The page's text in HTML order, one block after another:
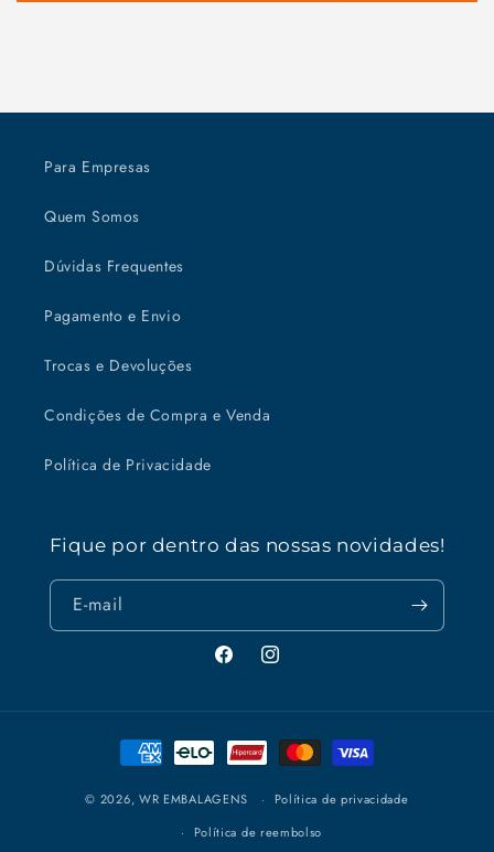
Para Empresas
Quem Somos
Dúvidas Frequentes
Pagamento e Envio
Trocas e Devoluções
Condições de Compra e Venda
Política de Privacidade
Fique por dentro das nossas novidades!
E-mail
FacebookInstagram
Formas
de
pagamento
© 2026, WR EMBALAGENS
Política de privacidade
Política de reembolso